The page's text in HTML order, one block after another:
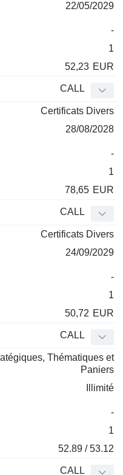
22/05/2029
-
1
52,23 EUR
CALL
Certificats Divers
28/08/2028
-
1
78,65 EUR
CALL
Certificats Divers
24/09/2029
-
1
50,72 EUR
CALL
Thématiques et
Paniers
Illimité
-
1
52.89 / 53.12
CALL